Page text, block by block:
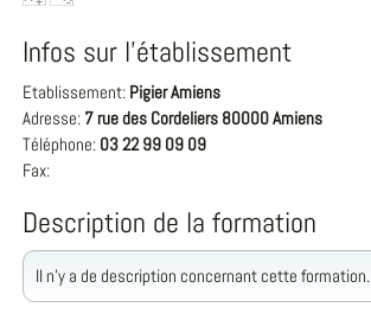
Infos sur l'établissement
Etablissement: Pigier Amiens
Adresse: 7 rue des Cordeliers 80000 Amiens
Téléphone: 03 22 99 09 09
Fax:
Description de la formation
Il n'y a de description concernant cette formation.